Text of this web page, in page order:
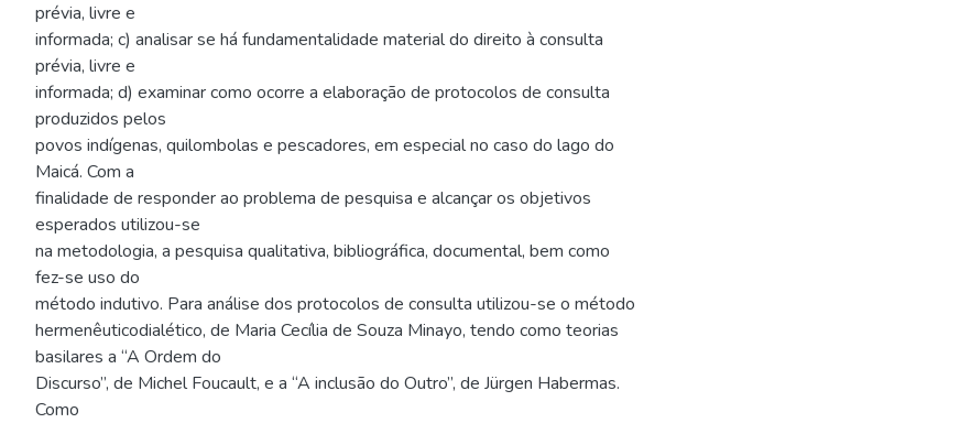
prévia, livre e
informada; c) analisar se há fundamentalidade material do direito à consulta
prévia, livre e
informada; d) examinar como ocorre a elaboração de protocolos de consulta
produzidos pelos
povos indígenas, quilombolas e pescadores, em especial no caso do lago do
Maicá. Com a
finalidade de responder ao problema de pesquisa e alcançar os objetivos
esperados utilizou-se
na metodologia, a pesquisa qualitativa, bibliográfica, documental, bem como
fez-se uso do
método indutivo. Para análise dos protocolos de consulta utilizou-se o método
hermenêuticodialético, de Maria Cecília de Souza Minayo, tendo como teorias
basilares a “A Ordem do
Discurso”, de Michel Foucault, e a “A inclusão do Outro”, de Jürgen Habermas.
Como